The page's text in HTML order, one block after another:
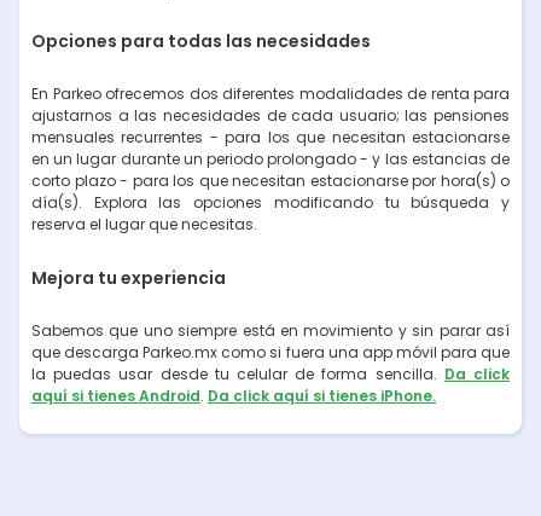
Opciones para todas las necesidades
En Parkeo ofrecemos dos diferentes modalidades de renta para
ajustarnos a las necesidades de cada usuario; las pensiones
mensuales recurrentes - para los que necesitan estacionarse
en un lugar durante un periodo prolongado - y las estancias de
corto plazo - para los que necesitan estacionarse por hora(s) o
día(s). Explora las opciones modificando tu búsqueda y
reserva el lugar que necesitas.
Mejora tu experiencia
Sabemos que uno siempre está en movimiento y sin parar así
que descarga Parkeo.mx como si fuera una app móvil para que
la puedas usar desde tu celular de forma sencilla. Da click
aquí si tienes Android. Da click aquí si tienes iPhone.